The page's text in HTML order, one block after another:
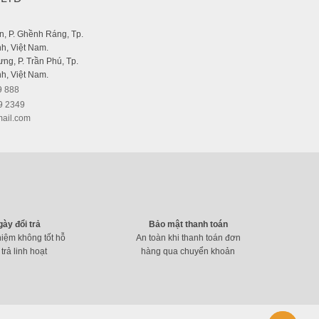
P. Ghềnh Ráng, Tp.
Việt Nam.
P. Trần Phú, Tp.
Việt Nam.
888
2349
đổi trả
không tốt hỗ
linh hoạt
Bảo mật thanh toán
An toàn khi thanh toán đơn
hàng qua chuyển khoản